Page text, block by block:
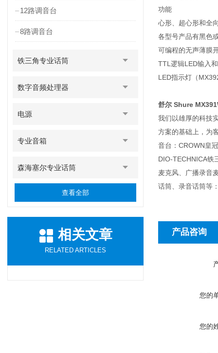
12路调音台
8路调音台
铁三角专业话筒
数字音频处理器
电源
专业音箱
森海塞尔专业话筒
查看全部
相关文章
RELATED ARTICLES
功能
心形、超心形和全
各型号产品有黑色
可编程的无声薄膜
TTL逻辑LED输入
LED指示灯（
舒尔 Shure
我们以雄厚的科技
方案的基础上，为
音台：CROWN皇
DIO-TECHNICA铁
麦克风、广播录音
话筒、录音话筒等
产品咨询
您的
您的